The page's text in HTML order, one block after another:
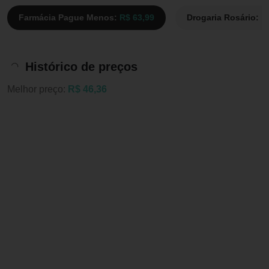
Farmácia Pague Menos: R$ 63,99 Drogaria Rosário:
Histórico de preços
Melhor preço: R$ 46,36